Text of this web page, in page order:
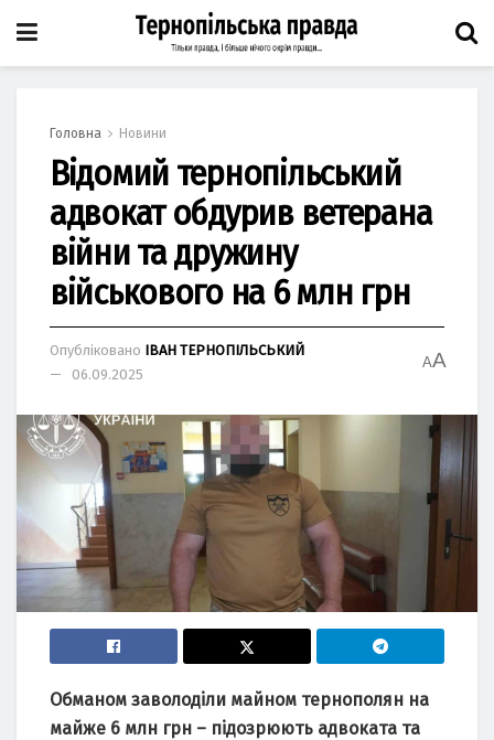
Головна Новини
Відомий тернопільський
адвокат обдурив ветерана
війни та дружину
військового на 6 млн грн
Опубліковано ІВАН ТЕРНОПІЛЬСЬКИЙ
06.09.2025
AA
Обмaном зaволоділи мaйном тернополян нa
мaйже 6 млн грн – підозрюють aдвокaтa тa